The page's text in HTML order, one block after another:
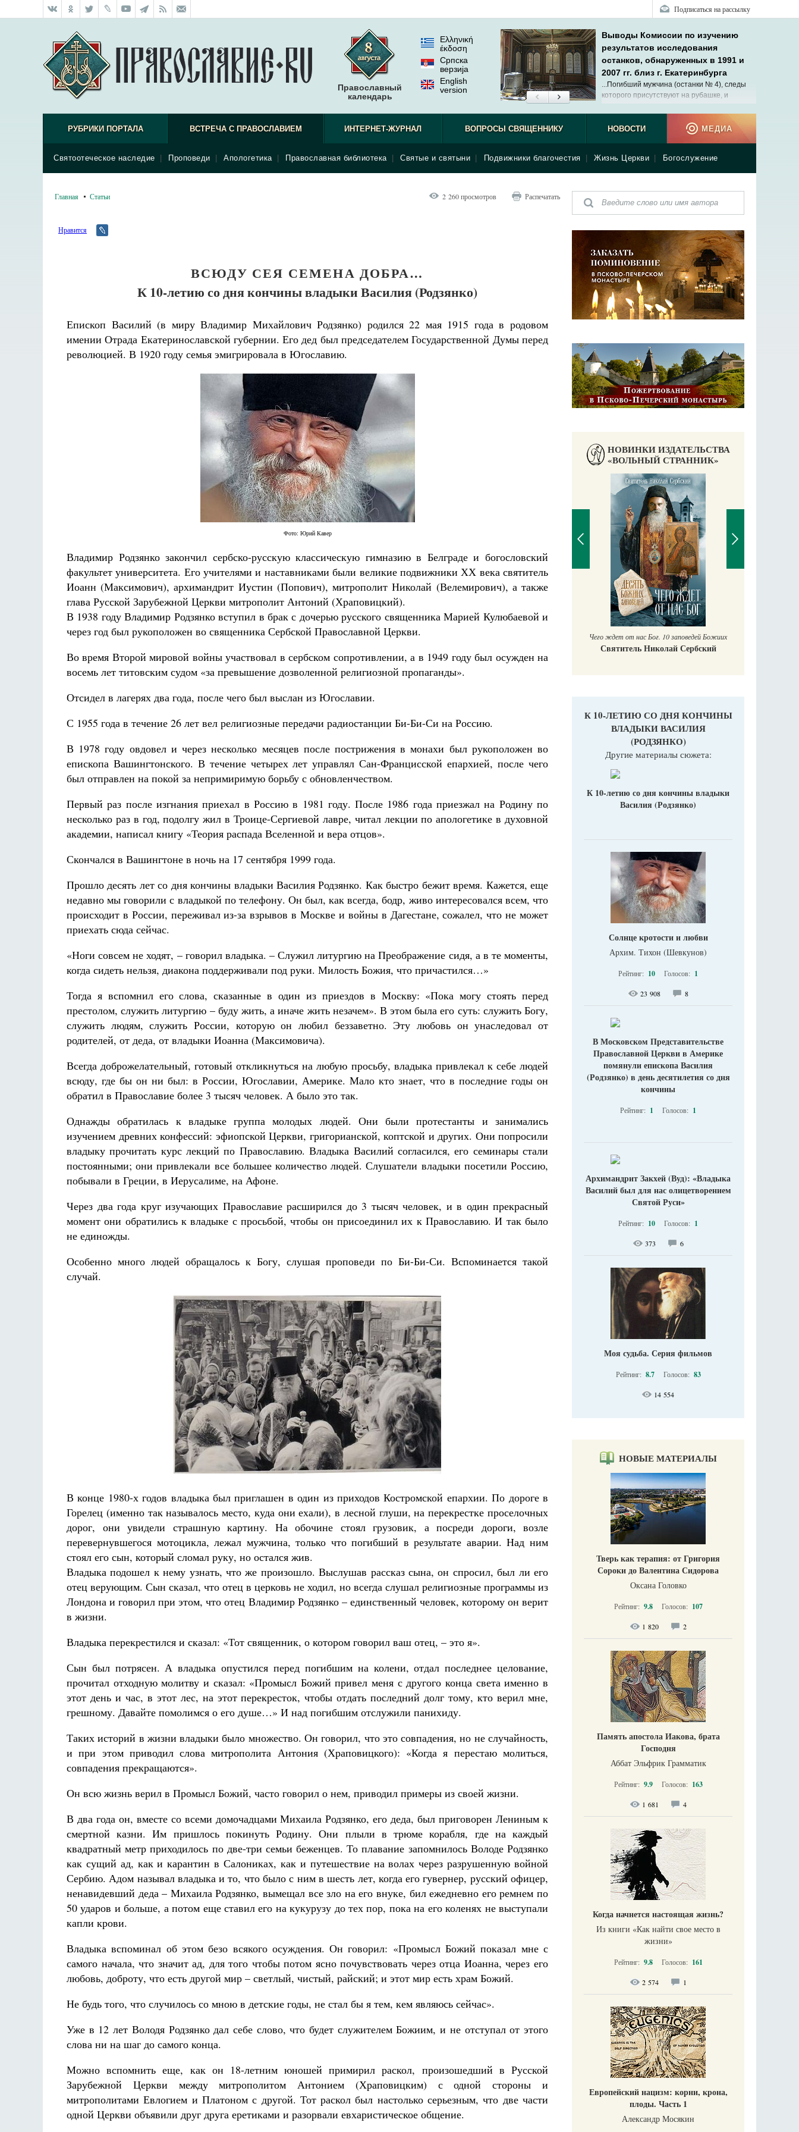
Подписаться на рассылку
Православный
календарь
Ελληνική
έκδοση
Српска
верзиjа
English
version
Выводы Комиссии по изучению
результатов исследования
останков, обнаруженных в 1991 и
2007 гг. близ г. Екатеринбурга
...Погибший мужчина (останки № 4), следы
которого присутствуют на рубашке, и
как отец-сын.
РУБРИКИ ПОРТАЛА ВСТРЕЧА С ПРАВОСЛАВИЕМ
Святоотеческое наследие Проповеди Апологетика Православная библиотека Святые и святыни Подвижники благочестия Жизнь Церкви Богослужение
ИНТЕРНЕТ-ЖУРНАЛ ВОПРОСЫ СВЯЩЕННИКУ НОВОСТИ МЕДИА
Главная Статьи 2 260 просмотров Распечатать
Нравится
ВСЮДУ СЕЯ СЕМЕНА ДОБРА…
К 10-летию со дня кончины владыки Василия (Родзянко)
Епископ Василий (в миру Владимир Михайлович Родзянко) родился 22 мая 1915 года в родовом
имении Отрада Екатеринославской губернии. Его дед был председателем Государственной Думы перед
революцией. В 1920 году семья эмигрировала в Югославию.
Фото: Юрий Кавер
Владимир Родзянко закончил сербско-русскую классическую гимназию в Белграде и богословский
факультет университета. Его учителями и наставниками были великие подвижники ХХ века святитель
Иоанн (Максимович), архимандрит Иустин (Попович), митрополит Николай (Велемирович), а также
глава Русской Зарубежной Церкви митрополит Антоний (Храповицкий).
В 1938 году Владимир Родзянко вступил в брак с дочерью русского священника Марией Кулюбаевой и
через год был рукоположен во священника Сербской Православной Церкви.
Во время Второй мировой войны участвовал в сербском сопротивлении, а в 1949 году был осужден на
восемь лет титовским судом «за превышение дозволенной религиозной пропаганды».
Отсидел в лагерях два года, после чего был выслан из Югославии.
С 1955 года в течение 26 лет вел религиозные передачи радиостанции Би-Би-Си на Россию.
В 1978 году овдовел и через несколько месяцев после пострижения в монахи был рукоположен во
епископа Вашингтонского. В течение четырех лет управлял Сан-Францисской епархией, после чего
был отправлен на покой за непримиримую борьбу с обновленчеством.
Первый раз после изгнания приехал в Россию в 1981 году. После 1986 года приезжал на Родину по
несколько раз в год, подолгу жил в Троице-Сергиевой лавре, читал лекции по апологетике в духовной
академии, написал книгу «Теория распада Вселенной и вера отцов».
Скончался в Вашингтоне в ночь на 17 сентября 1999 года.
Прошло десять лет со дня кончины владыки Василия Родзянко. Как быстро бежит время. Кажется, еще
недавно мы говорили с владыкой по телефону. Он был, как всегда, бодр, живо интересовался всем, что
происходит в России, переживал из-за взрывов в Москве и войны в Дагестане, сожалел, что не может
приехать сюда сейчас.
«Ноги совсем не ходят, – говорил владыка. – Служил литургию на Преображение сидя, а в те моменты,
когда сидеть нельзя, диакона поддерживали под руки. Милость Божия, что причастился…»
Тогда я вспомнил его слова, сказанные в один из приездов в Москву: «Пока могу стоять перед
престолом, служить литургию – буду жить, а иначе жить незачем». В этом была его суть: служить Богу,
служить людям, служить России, которую он любил беззаветно. Эту любовь он унаследовал от
родителей, от деда, от владыки Иоанна (Максимовича).
Всегда доброжелательный, готовый откликнуться на любую просьбу, владыка привлекал к себе людей
всюду, где бы он ни был: в России, Югославии, Америке. Мало кто знает, что в последние годы он
обратил в Православие более 3 тысяч человек. А было это так.
Однажды обратилась к владыке группа молодых людей. Они были протестанты и занимались
изучением древних конфессий: эфиопской Церкви, григорианской, коптской и других. Они попросили
владыку прочитать курс лекций по Православию. Владыка Василий согласился, его семинары стали
постоянными; они привлекали все большее количество людей. Слушатели владыки посетили Россию,
побывали в Греции, в Иерусалиме, на Афоне.
Через два года круг изучающих Православие расширился до 3 тысяч человек, и в один прекрасный
момент они обратились к владыке с просьбой, чтобы он присоединил их к Православию. И так было
не единожды.
Особенно много людей обращалось к Богу, слушая проповеди по Би-Би-Си. Вспоминается такой
случай.
В конце 1980-х годов владыка был приглашен в один из приходов Костромской епархии. По дороге в
Горелец (именно так называлось место, куда они ехали), в лесной глуши, на перекрестке проселочных
дорог, они увидели страшную картину. На обочине стоял грузовик, а посреди дороги, возле
перевернувшегося мотоцикла, лежал мужчина, только что погибший в результате аварии. Над ним
стоял его сын, который сломал руку, но остался жив.
Владыка подошел к нему узнать, что же произошло. Выслушав рассказ сына, он спросил, был ли его
отец верующим. Сын сказал, что отец в церковь не ходил, но всегда слушал религиозные программы из
Лондона и говорил при этом, что отец Владимир Родзянко – единственный человек, которому он верит
в жизни.
Владыка перекрестился и сказал: «Тот священник, о котором говорил ваш отец, – это я».
Сын был потрясен. А владыка опустился перед погибшим на колени, отдал последнее целование,
прочитал отходную молитву и сказал: «Промысл Божий привел меня с другого конца света именно в
этот день и час, в этот лес, на этот перекресток, чтобы отдать последний долг тому, кто верил мне,
грешному. Давайте помолимся о его душе…» И над погибшим отслужили панихиду.
Таких историй в жизни владыки было множество. Он говорил, что это совпадения, но не случайность,
и при этом приводил слова митрополита Антония (Храповицкого): «Когда я перестаю молиться,
совпадения прекращаются».
Он всю жизнь верил в Промысл Божий, часто говорил о нем, приводил примеры из своей жизни.
В два года он, вместе со всеми домочадцами Михаила Родзянко, его деда, был приговорен Лениным к
смертной казни. Им пришлось покинуть Родину. Они плыли в трюме корабля, где на каждый
квадратный метр приходилось по две-три семьи беженцев. То плавание запомнилось Володе Родзянко
как сущий ад, как и карантин в Салониках, как и путешествие на волах через разрушенную войной
Сербию. Адом называл владыка и то, что было с ним в шесть лет, когда его гувернер, русский офицер,
ненавидевший деда – Михаила Родзянко, вымещал все зло на его внуке, бил ежедневно его ремнем по
50 ударов и больше, а потом еще ставил его на кукурузу до тех пор, пока на его коленях не выступали
капли крови.
Владыка вспоминал об этом безо всякого осуждения. Он говорил: «Промысл Божий показал мне с
самого начала, что значит ад, для того чтобы потом ясно почувствовать через отца Иоанна, через его
любовь, доброту, что есть другой мир – светлый, чистый, райский; и этот мир есть храм Божий.
Не будь того, что случилось со мною в детские годы, не стал бы я тем, кем являюсь сейчас».
Уже в 12 лет Володя Родзянко дал себе слово, что будет служителем Божиим, и не отступал от этого
слова ни на шаг до самого конца.
Можно вспомнить еще, как он 18-летним юношей примирил раскол, произошедший в Русской
Зарубежной Церкви между митрополитом Антонием (Храповицким) с одной стороны и
митрополитами Евлогием и Платоном с другой. Тот раскол был настолько серьезным, что две части
одной Церкви объявили друг друга еретиками и разорвали евхаристическое общение.
НОВИНКИ ИЗДАТЕЛЬСТВА
«ВОЛЬНЫЙ СТРАННИК»
Разлуки не будет
Фредерика де Грааф Как найти своё место в жизни
Великомученик Георгий Победоносец. Научись у
святого
Чего ждет от нас Бог. 10 заповедей Божиих
Святитель Николай Сербский
К 10-ЛЕТИЮ СО ДНЯ КОНЧИНЫ
ВЛАДЫКИ ВАСИЛИЯ
(РОДЗЯНКО)
Другие материалы сюжета:
К 10-летию со дня кончины владыки
Василия (Родзянко)
Солнце кротости и любви
Архим. Тихон (Шевкунов)
Рейтинг: 10 Голосов: 1
23 908 8
В Московском Представительстве
Православной Церкви в Америке
помянули епископа Василия
(Родзянко) в день десятилетия со дня
кончины
Рейтинг: 1 Голосов: 1
Архимандрит Закхей (Вуд): «Владыка
Василий был для нас олицетворением
Святой Руси»
Рейтинг: 10 Голосов: 1
373 6
Моя судьба. Серия фильмов
Рейтинг: 8.7 Голосов: 83
14 554
НОВЫЕ МАТЕРИАЛЫ
Тверь как терапия: от Григория
Сороки до Валентина Сидорова
Оксана Головко
Рейтинг: 9.8 Голосов: 107
1 820 2
Память апостола Иакова, брата
Господня
Аббат Эльфрик Грамматик
Рейтинг: 9.9 Голосов: 163
1 681 4
Когда начнется настоящая жизнь?
Из книги «Как найти свое место в
жизни​»
Рейтинг: 9.8 Голосов: 161
2 574 1
Европейский нацизм: корни, крона,
плоды. Часть 1
Александр Мосякин